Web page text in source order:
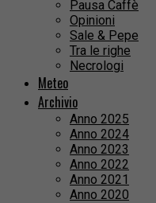
Pausa Caffè
Opinioni
Sale & Pepe
Tra le righe
Necrologi
Meteo
Archivio
Anno 2025
Anno 2024
Anno 2023
Anno 2022
Anno 2021
Anno 2020